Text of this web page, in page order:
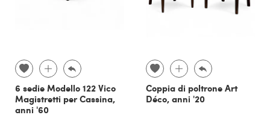
6 sedie Modello 122 Vico
Magistretti per Cassina,
anni '60
Coppia di poltrone Art
Déco, anni '20